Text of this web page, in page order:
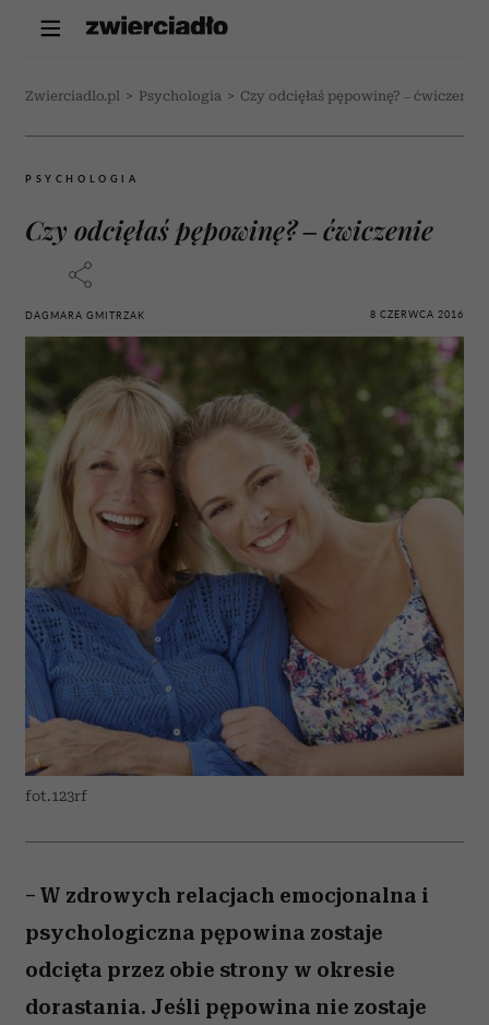
Zwierciadlo.pl > Psychologia > Czy odcięłaś pępowinę? – ćwiczenie
PSYCHOLOGIA
Czy odcięłaś pępowinę? – ćwiczenie
DAGMARA GMITRZAK 8 CZERWCA 2016
fot.123rf
– W zdrowych relacjach emocjonalna i
psychologiczna pępowina zostaje
odcięta przez obie strony w okresie
dorastania. Jeśli pępowina nie zostaje